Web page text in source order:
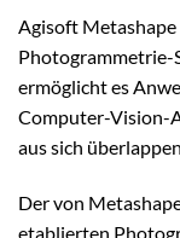
Agisoft
Photogrammetrie-
ermöglicht es
Computer-Vision-
aus sich
Der von
etablierten